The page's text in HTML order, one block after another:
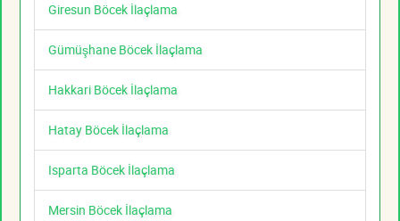
Giresun Böcek İlaçlama
Gümüşhane Böcek İlaçlama
Hakkari Böcek İlaçlama
Hatay Böcek İlaçlama
Isparta Böcek İlaçlama
Mersin Böcek İlaçlama